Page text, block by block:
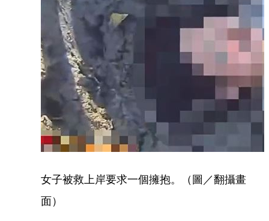
女子被救上岸要求一個擁抱。（圖／翻攝畫
面）